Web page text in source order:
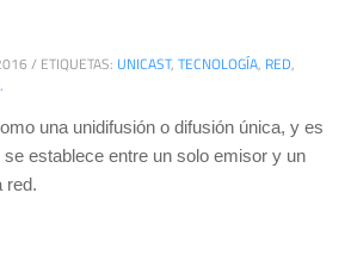
/ ETIQUETAS: UNICAST, TECNOLOGÍA, RED,
una unidifusión o difusión única, y es
establece entre un solo emisor y un
red.